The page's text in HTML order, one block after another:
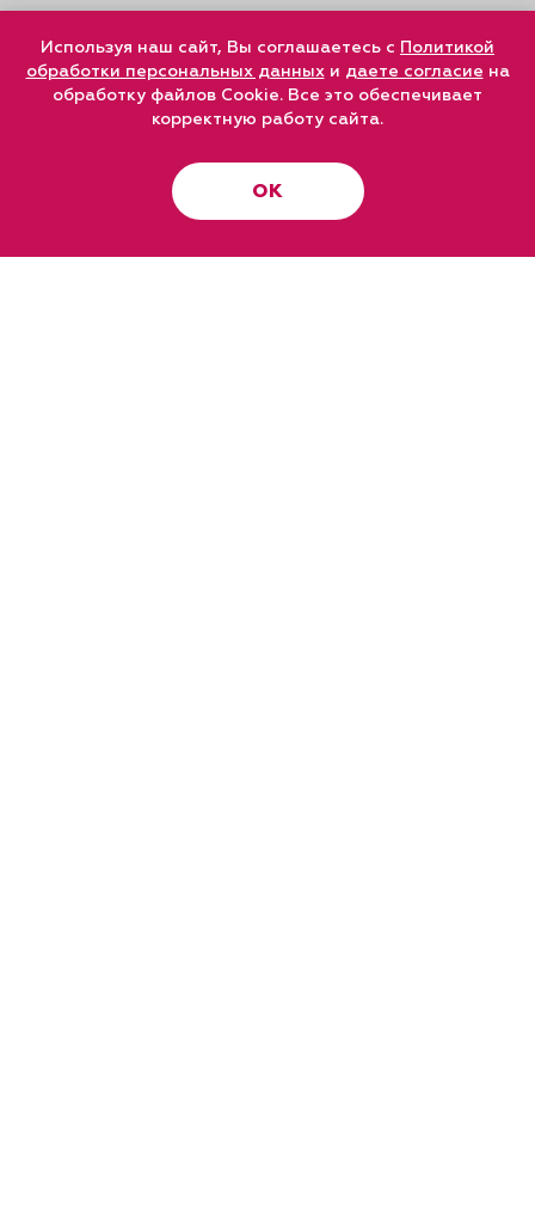
Используя наш сайт, Вы соглашаетесь с Политикой
обработки персональных данныхи даете согласие на
обработку файлов Cookie. Все это обеспечивает
корректную работу сайта.
ОК